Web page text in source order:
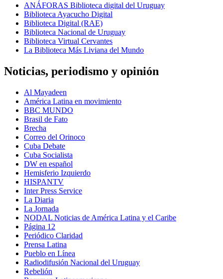
ANÁFORAS Biblioteca digital del Uruguay
Biblioteca Ayacucho Digital
Biblioteca Digital (RAE)
Biblioteca Nacional de Uruguay
Biblioteca Virtual Cervantes
La Biblioteca Más Liviana del Mundo
Noticias, periodismo y opinión
Al Mayadeen
América Latina en movimiento
BBC MUNDO
Brasil de Fato
Brecha
Correo del Orinoco
Cuba Debate
Cuba Socialista
DW en español
Hemisferio Izquierdo
HISPANTV
Inter Press Service
La Diaria
La Jornada
NODAL Noticias de América Latina y el Caribe
Página 12
Periódico Claridad
Prensa Latina
Pueblo en Línea
Radiodifusión Nacional del Uruguay
Rebelión